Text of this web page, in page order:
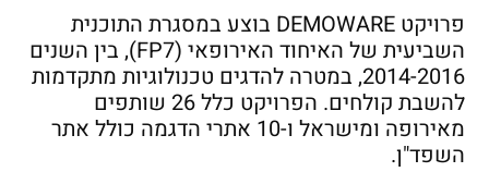
פרויקט DEMOWARE בוצע במסגרת התוכנית
השביעית של האיחוד האירופאי (FP7), בין השנים
2014-2016, במטרה להדגים טכנולוגיות מתקדמות
להשבת קולחים. הפרויקט כלל 26 שותפים
מאירופה ומישראל ו-10 אתרי הדגמה כולל אתר
השפד"ן.